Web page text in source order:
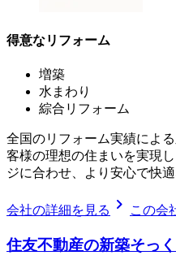
得意なリフォーム
増築
水まわり
綜合リフォーム
全国のリフォーム実績によ
客様の理想の住まいを実現
ジに合わせ、より安心で快
会社の詳細を見る chevron_right この会
住友不動産の新築そっ